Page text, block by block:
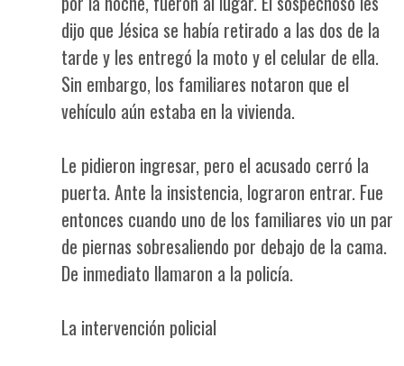
dijo que Jésica se había retirado a las dos de la
tarde y les entregó la moto y el celular de ella.
Sin embargo, los familiares notaron que el
vehículo aún estaba en la vivienda.
Le pidieron ingresar, pero el acusado cerró la
puerta. Ante la insistencia, lograron entrar. Fue
entonces cuando uno de los familiares vio un par
de piernas sobresaliendo por debajo de la cama.
De inmediato llamaron a la policía.
La intervención policial